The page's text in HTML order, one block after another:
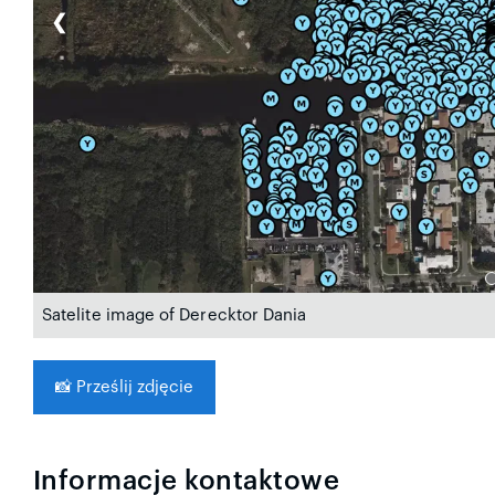
❮
Satelite image of Derecktor Dania
📸 Prześlij zdjęcie
Informacje kontaktowe